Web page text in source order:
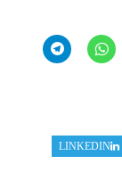
LINKEDIN